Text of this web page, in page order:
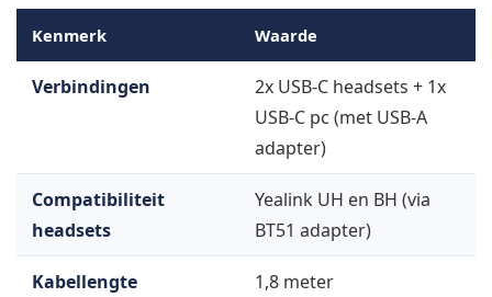
Kenmerk Waarde
Verbindingen
2x USB-C headsets + 1x
USB-C pc (met USB-A
adapter)
Compatibiliteit
headsets
Yealink UH en BH (via
BT51 adapter)
Kabellengte 1,8 meter